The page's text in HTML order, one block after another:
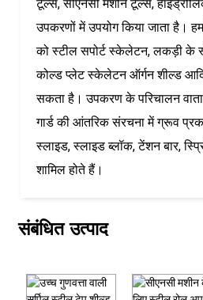
टूल्स, सीएनसी मशीन टूल्स,
उपकरणों में उपयोग किया जाता है।
को स्टील सपोर्ट स्केलेटन, लकड़ी के
कोल्ड प्लेट स्केलेटन ऑर्गन शील्ड
सकता है। उपकरण के परिचालन
गार्ड की आंतरिक संरचना में ग्रूव
स्लाइड, स्लाइड ब्लॉक, टेंशन बार,
शामिल होते हैं।
संबंधित उत्पाद